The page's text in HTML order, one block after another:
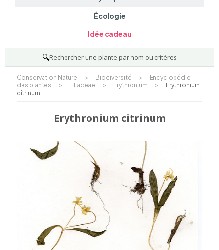
Écologie
Idée cadeau
🔍Rechercher une plante par nom ou critères
Conservation Nature > Biodiversité >
Encyclopédie
des plantes
> Liliaceae > Erythronium >
Erythronium
citrinum
Erythronium citrinum